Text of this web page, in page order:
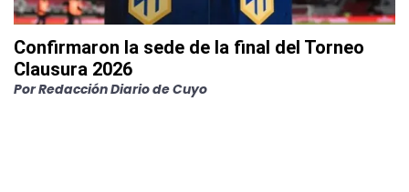
Confirmaron la sede de la final del Torneo
Clausura 2026
PorRedacción Diario de Cuyo